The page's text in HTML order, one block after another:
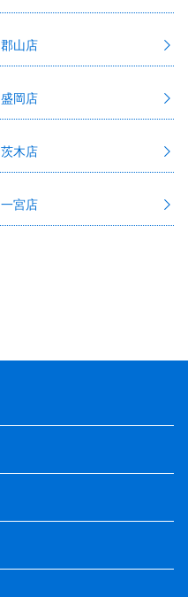
郡山店
盛岡店
茨木店
一宮店